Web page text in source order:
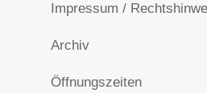
Impressum /
Archiv
Öffnungszeiten